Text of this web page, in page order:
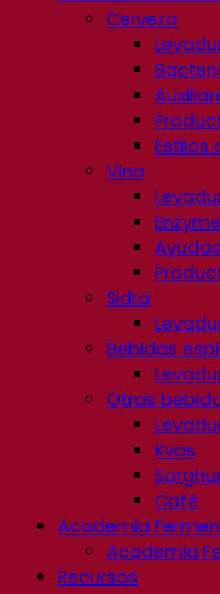
Cerveza
Estilos
Vino
Sidra
Bebidas
Otras
Kvas
Café
Academia
Academia
Recursos